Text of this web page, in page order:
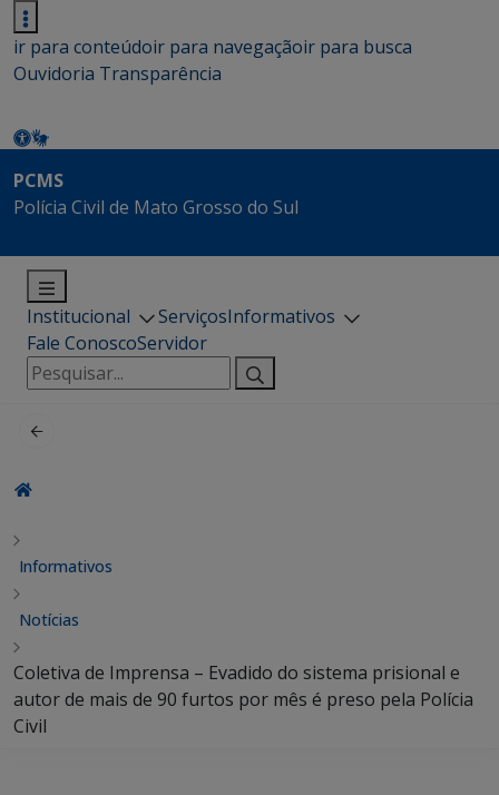
ir para conteúdoir para navegaçãoir para busca
Ouvidoria Transparência
PCMS
Polícia Civil de Mato Grosso do Sul
Institucional ServiçosInformativos
Fale ConoscoServidor
Pesquisar
por:
Informativos
Notícias
Coletiva de Imprensa – Evadido do sistema prisional e
autor de mais de 90 furtos por mês é preso pela Polícia
Civil